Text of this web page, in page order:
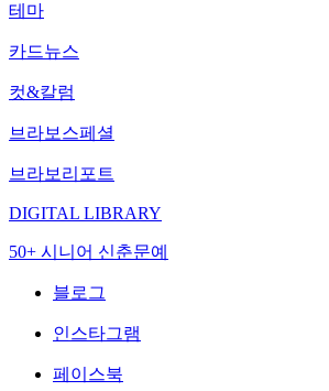
테마
카드뉴스
컷&칼럼
브라보스페셜
브라보리포트
DIGITAL LIBRARY
50+ 시니어 신춘문예
블로그
인스타그램
페이스북